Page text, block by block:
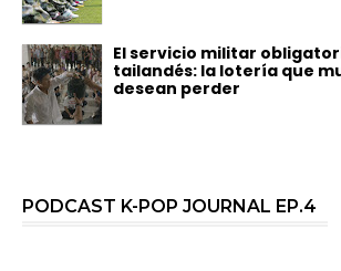
El servicio militar
tailandés: la lotería que
desean perder
PODCAST K-POP JOURNAL EP.4